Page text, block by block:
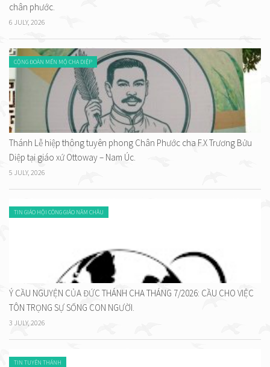
chân phước.
6 JULY, 2026
CỘNG ĐOÀN MẾN MỘ CHA DIỆP
Thánh Lễ hiệp thông tuyên phong Chân Phước cha F.X Trương Bửu
Diệp tại giáo xứ Ottoway – Nam Úc.
5 JULY, 2026
TIN GIÁO HỘI CÔNG GIÁO NĂM CHÂU
Ý CẦU NGUYỆN CỦA ĐỨC THÁNH CHA THÁNG 7/2026: CẦU CHO VIỆC
TÔN TRỌNG SỰ SỐNG CON NGƯỜI.
3 JULY, 2026
TIN TUYÊN THÁNH